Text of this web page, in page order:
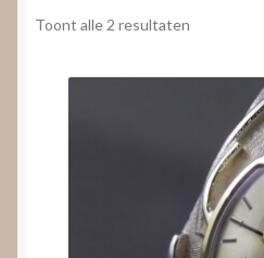
Video’s
Toont alle 2 resultaten
hoog